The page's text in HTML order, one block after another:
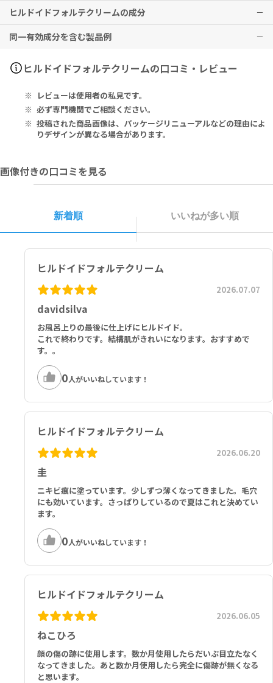
※本剤は、日本国内で適応がないため、使用前に必ず医師・薬剤師に
ご相談ください。
本剤は外用としてのみお使いください。
使用を忘れても2回分を一度に使用しないでください。
妊娠中・妊娠の可能性のある方・授乳中の方は、本剤使用前に必ず医
師にご相談ください。
い。
子供の手の届かないところに保管してください。
25度以下の室内で保管してください。
僅少な出血でも重大な結果をもたらす事が予想される方
皮膚刺激感、そう痒、発赤、発疹
その他、なにか異変を感じた際は速やかに医師の診察をお受けくださ
ヒルドイドフォルテクリームの成分
ご注文時期により、以下A・Bどちらか成分配合された商品の発送とな
A：製造販売業者：daiichi-sankyo、製造業者：Santa Farma ilac S
1g of Cream Contains: Mucopolysaccharide Polysulphate 4.4
5mg (400U) as Active Ingredient, Cutina, Triglyceride, Myrist
yl Alcohol, Bentonite, Isopropyl Alcohol, Isopropyl Myristat
e, Phenoxy Ethanol, Imidurea, Rosemary Oil and Deionized
クリーム1g中：有効成分として ムコ多糖多硫酸エステル 4.45mg（4
00U）、補助成分として クチナ、トリグリセリド、ミリスチルアルコ
油、脱イオン水
100 g of Cream Contains: Glycosaminoglycan Polysulfate 445
mg Equivalent to 40000 U. Auxiliary Substances: Bentonite,
nourea, Phenoxyethanol, Isopropyl Alcohol, Myristyl Alcoho
l, Medium Saturated Triacylglycerols, Purified Water, Rosem
ary Essential Oil.
クリーム100g中：グリコサミノグリカンポリ硫酸エステル 445mg
（40000U と同等）、補助成分として ベントナイト、乳化剤グリセロ
ールモノステアレート、ミリスチン酸イソプロピル、イミダゾリニル
尿素、フェノキシエタノール、イソプロピルアルコール、ミリスチル
アルコール、中鎖飽和トリアシルグリセロール、精製水、ローズマリ
ー精油
同一有効成分を含む製品例
ヒルドイド（マルホ）、ビーソフテン（帝國製薬）、ヘパリン類似物
質（東光薬品工業、シオノケミカル、陽進堂、共和薬品工業、武田テ
品、ニプロ、ファイザー、日新製薬、辰巳化学、コーアイセイ、日東
メディック、日本臓器製薬、ポーラファルマ）
ヒルドイドフォルテクリームの口コミ・レビュー
レビューは使用者の私見です。
必ず専門機関でご相談ください。
投稿された商品画像は、パッケージリニューアルなどの理由によ
りデザインが異なる場合があります。
画像付きの口コミを見る
新着順 いいねが多い順
ヒルドイドフォルテクリーム
davidsilva
2026.07.07
お風呂上りの最後に仕上げにヒルドイド。
これで終わりです。結構肌がきれいになります。おすすめで
す。。
0人がいいねしています！
ヒルドイドフォルテクリーム
圭
2026.06.20
ニキビ痕に塗っています。少しずつ薄くなってきました。毛穴
にも効いています。さっぱりしているので夏はこれと決めてい
ます。
0人がいいねしています！
ヒルドイドフォルテクリーム
ねこひろ
2026.06.05
顔の傷の跡に使用します。数か月使用したらだいぶ目立たなく
なってきました。あと数か月使用したら完全に傷跡が無くなる
と思います。